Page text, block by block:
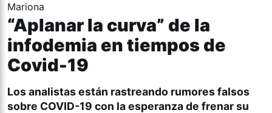
“Aplanar la curva” de la
infodemia en tiempos de
Covid-19
Los analistas están rastreando rumores falsos
sobre COVID-19 con la esperanza de frenar su